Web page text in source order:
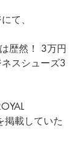
て、
歴然！ 3万円
スシューズ3
掲載していた